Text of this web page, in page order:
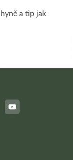
a tip jak